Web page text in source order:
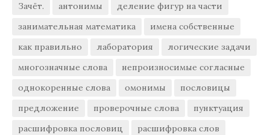
Зачёт.
антонимы
деление фигур на части
занимательная математика
имена собственные
как правильно
лаборатория
логические задачи
многозначные слова
непроизносимые согласные
однокоренные слова
омонимы
пословицы
предложение
проверочные слова
пунктуация
расшифровка пословиц
расшифровка слов